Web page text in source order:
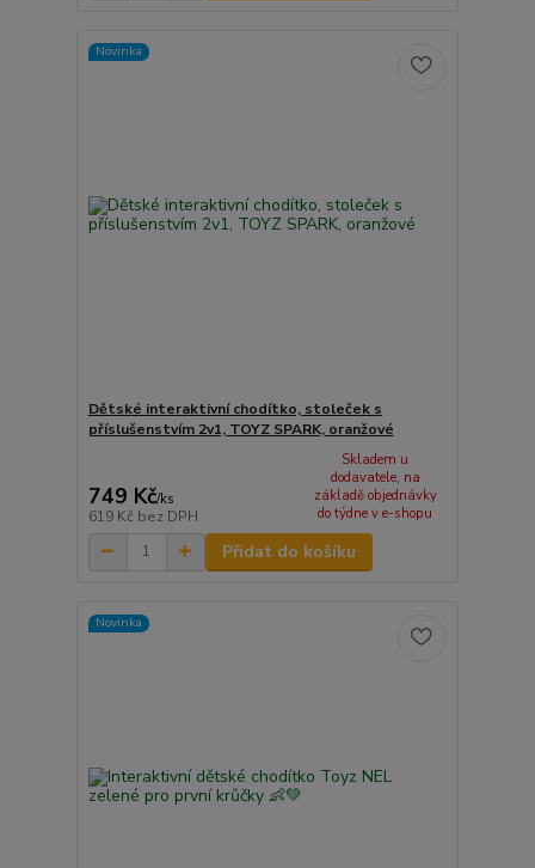
Novinka
Dětské interaktivní chodítko, stoleček s
příslušenstvím 2v1, TOYZ SPARK, oranžové
749 Kč/ks
619 Kč bez DPH
Skladem u
dodavatele, na
základě objednávky
do týdne v e-shopu
Přidat do košíku
Novinka